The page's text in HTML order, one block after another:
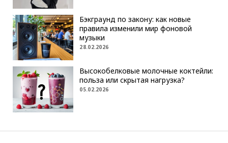
Бэкграунд по закону: как новые
правила изменили мир фоновой
музыки
28.02.2026
Высокобелковые молочные коктейли:
польза или скрытая нагрузка?
05.02.2026